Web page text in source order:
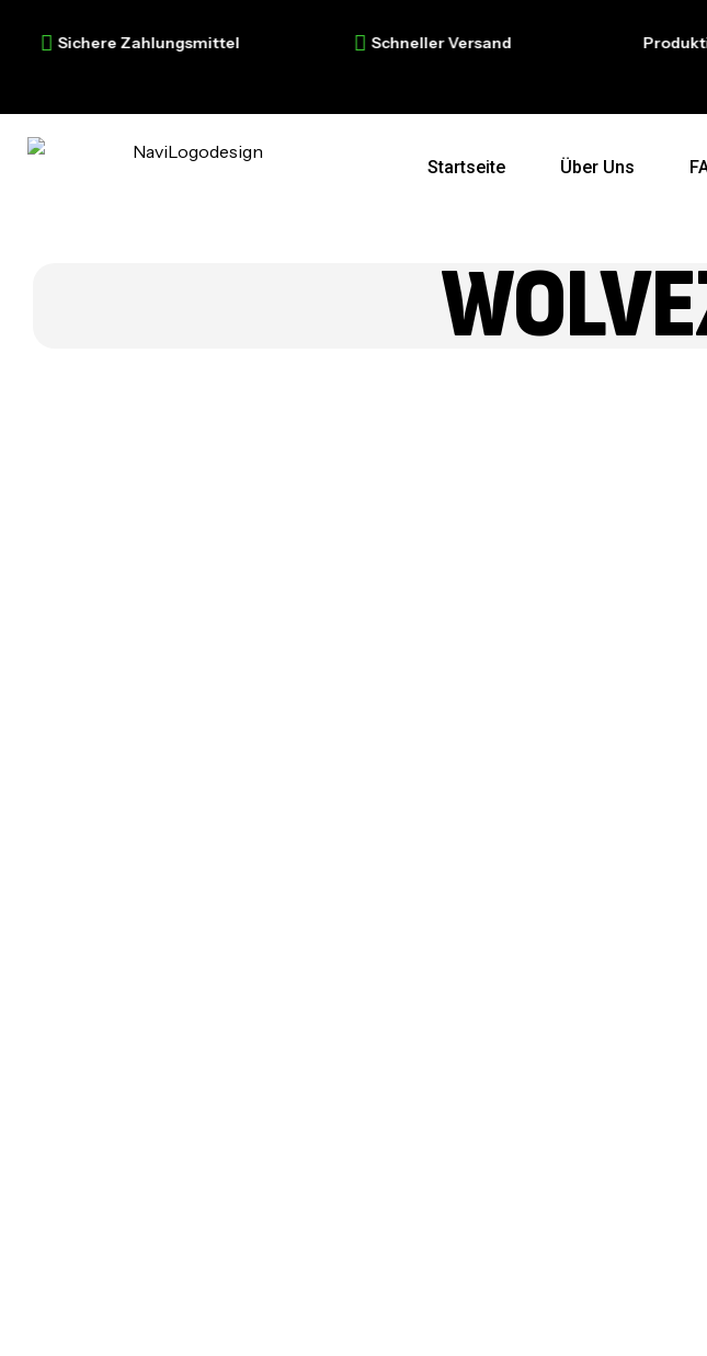
Sichere Zahlungsmittel Schneller Versand Produktion
Startseite Über Uns